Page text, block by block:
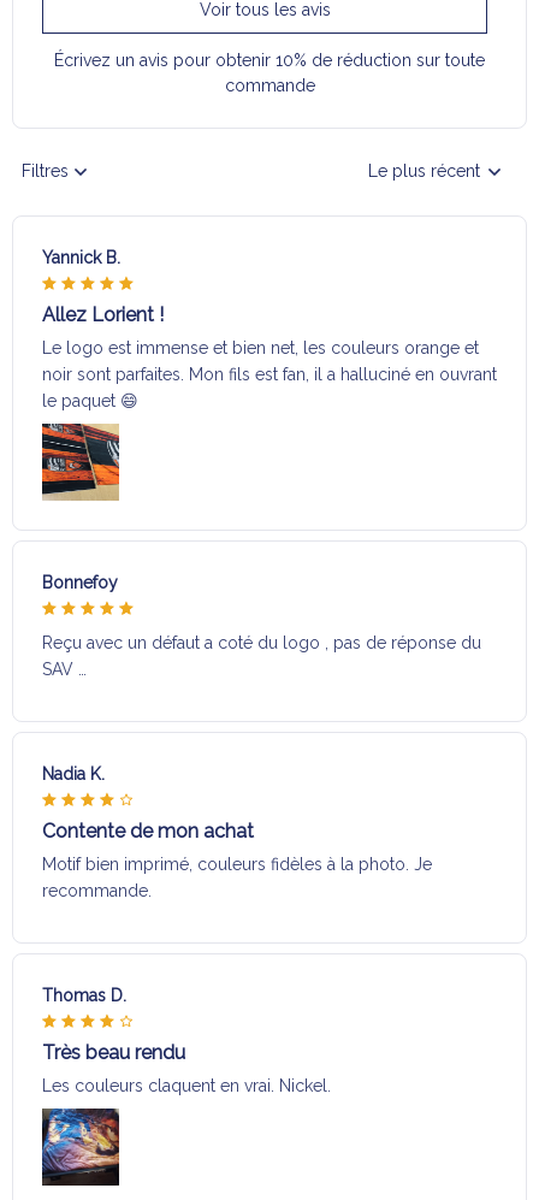
Voir tous les avis
Écrivez un avis pour obtenir 10% de réduction sur toute
commande
Filtres Le plus récent
Yannick B.
Allez Lorient !
Le logo est immense et bien net, les couleurs orange et
noir sont parfaites. Mon fils est fan, il a halluciné en ouvrant
le paquet 😄
Bonnefoy
Reçu avec un défaut a coté du logo , pas de réponse du
SAV …
Nadia K.
Contente de mon achat
Motif bien imprimé, couleurs fidèles à la photo. Je
recommande.
Thomas D.
Très beau rendu
Les couleurs claquent en vrai. Nickel.